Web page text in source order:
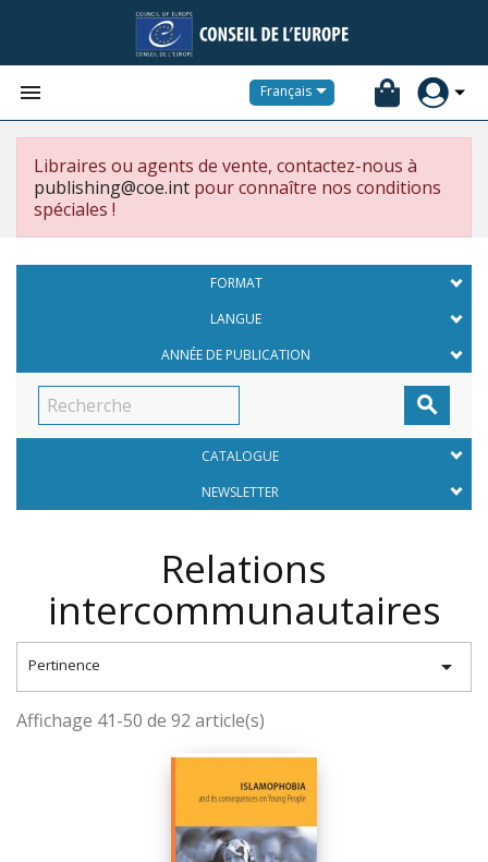
 Français
Libraires ou agents de vente, contactez-nous à
publishing@coe.int pour connaître nos conditions
spéciales !
FORMAT
LANGUE
ANNÉE DE PUBLICATION

CATALOGUE
NEWSLETTER
Relations
intercommunautaires
Pertinence 
Affichage 41-50 de 92 article(s)